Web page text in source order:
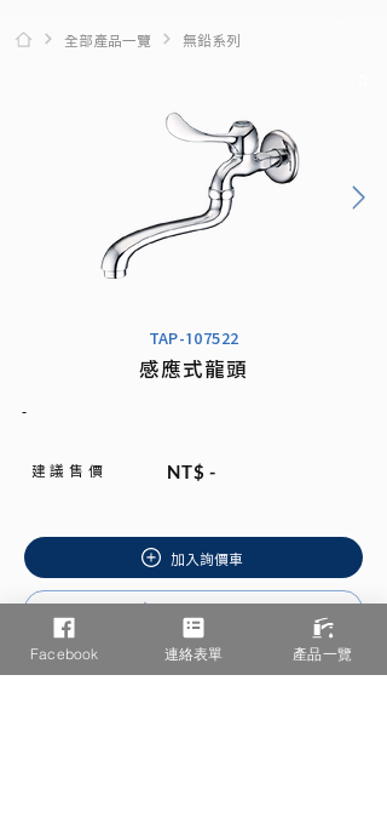
全部產品一覽 無鉛系列
TAP-107522
感應式龍頭
-
建 議 售 價 NT$ -
加入詢價車
安裝說明書
Facebook 連絡表單 產品一覽